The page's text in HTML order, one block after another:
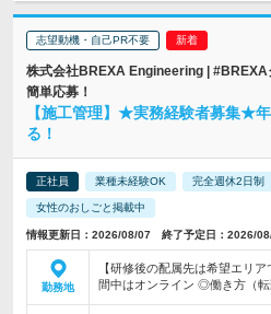
志望動機・自己PR不要
株式会社BREXA Engineering |
簡単応募！
【施工管理】★実務経験者募集★
る！
正社員 業種未経験OK 完全週休2日制
女性のおしごと掲載中
情報更新日：2026/08/07 終了予定日：2026/
勤務地
【研修後の配属先は希望エリ
間中はオンライン ◎働き方（転